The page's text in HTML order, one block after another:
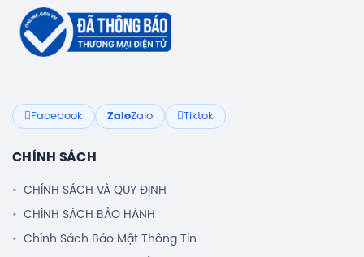
Facebook ZaloZalo Tiktok
CHÍNH SÁCH
CHÍNH SÁCH VÀ QUY ĐỊNH
CHÍNH SÁCH BẢO HÀNH
Chính Sách Bảo Mật Thông Tin